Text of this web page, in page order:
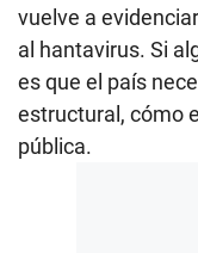
vuelve a
al hantavirus. Si
es que el país
estructural, cómo
pública.